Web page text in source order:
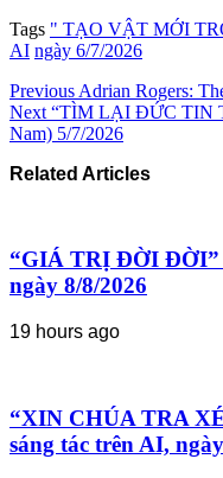
Tags " TẠO VẬT MỚI
AI ngày 6/7/2026
Previous Adrian Rogers:
Next “TÌM LẠI ĐỨC TIN
Nam) 5/7/2026
Related Articles
“GIÁ TRỊ ĐỜI ĐỜI”
ngày 8/8/2026
19 hours ago
“XIN CHÚA TRA
sáng tác trên AI,